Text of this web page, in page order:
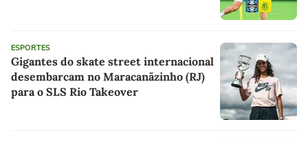
ESPORTES
Gigantes do skate street internacional
desembarcam no Maracanãzinho (RJ)
para o SLS Rio Takeover